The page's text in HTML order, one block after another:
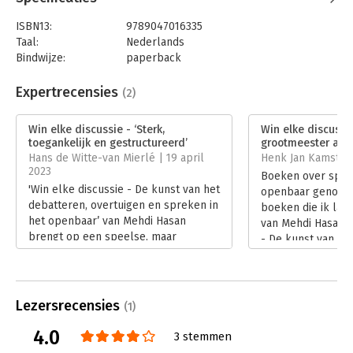
ISBN13:
9789047016335
Taal:
Nederlands
Bindwijze:
paperback
Uitgever:
Business Contact
Verschijningsdatum:
22-3-2023
Hoofdrubriek: Communicatie en media
Expertrecensies (2)
Win elke discussie - ‘Sterk,
toegankelijk en gestructureerd’
Hans de Witte-van Mierlé | 19 april
2023
'Win elke discussie - De kunst van het
debatteren, overtuigen en spreken in
het openbaar’ van Mehdi Hasan
brengt op een speelse, maar
gestructureerde manier de fijne
Het boek is een aanrader.
Lees verder
Win elke
grootmeester aan
Henk Jan
Boeken over
openbaar
boeken die ik
van Mehdi Hasan:
- De kunst van
Lezersrecensies (1)
4.0 3 stemmen